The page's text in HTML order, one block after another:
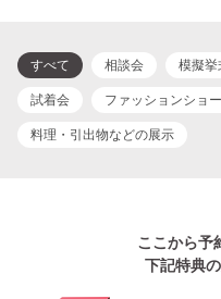
すべて 相談会 模擬挙
試着会
ファッションショー
料理・引出物などの展示
ここから予
下記特典